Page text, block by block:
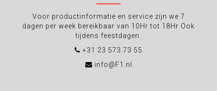
Voor productinformatie en service zijn we 7
dagen per week bereikbaar van 10Hr tot 18Hr Ook
tijdens feestdagen.
+31 23 573 73 55
info@F1.nl